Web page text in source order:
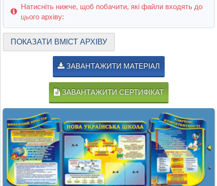
Натисніть нижче, щоб побачити, які файли входять до
цього архіву:
ПОКАЗАТИ ВМІСТ АРХІВУ
ЗАВАНТАЖИТИ МАТЕРІАЛ
ЗАВАНТАЖИТИ СЕРТИФІКАТ